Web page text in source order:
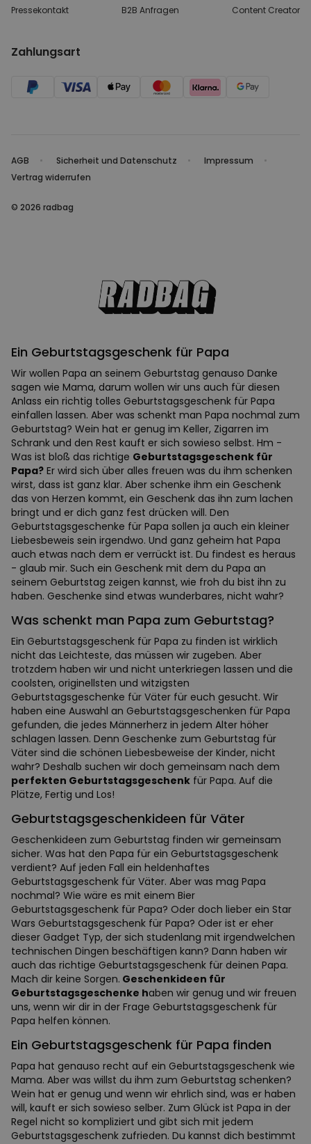
Pressekontakt B2B Anfragen Content Creator
Zahlungsart
AGB Sicherheit und Datenschutz
Impressum
Vertrag widerrufen
© 2026 radbag
Ein Geburtstagsgeschenk für Papa
Wir wollen Papa an seinem Geburtstag genauso Danke
sagen wie Mama, darum wollen wir uns auch für diesen
Anlass ein richtig tolles Geburtstagsgeschenk für Papa
einfallen lassen. Aber was schenkt man Papa nochmal zum
Geburtstag? Wein hat er genug im Keller, Zigarren im
Schrank und den Rest kauft er sich sowieso selbst. Hm -
Was ist bloß das richtige Geburtstagsgeschenk für
Papa? Er wird sich über alles freuen was du ihm schenken
wirst, dass ist ganz klar. Aber schenke ihm ein Geschenk
das von Herzen kommt, ein Geschenk das ihn zum lachen
bringt und er dich ganz fest drücken will. Den
Geburtstagsgeschenke für Papa sollen ja auch ein kleiner
Liebesbeweis sein irgendwo. Und ganz geheim hat Papa
auch etwas nach dem er verrückt ist. Du findest es heraus
- glaub mir. Such ein Geschenk mit dem du Papa an
seinem Geburtstag zeigen kannst, wie froh du bist ihn zu
haben. Geschenke sind etwas wunderbares, nicht wahr?
Was schenkt man Papa zum Geburtstag?
Ein Geburtstagsgeschenk für Papa zu finden ist wirklich
nicht das Leichteste, das müssen wir zugeben. Aber
trotzdem haben wir und nicht unterkriegen lassen und die
coolsten, originellsten und witzigsten
Geburtstagsgeschenke für Väter für euch gesucht. Wir
haben eine Auswahl an Geburtstagsgeschenken für Papa
gefunden, die jedes Männerherz in jedem Alter höher
schlagen lassen. Denn Geschenke zum Geburtstag für
Väter sind die schönen Liebesbeweise der Kinder, nicht
wahr? Deshalb suchen wir doch gemeinsam nach dem
perfekten Geburtstagsgeschenk für Papa. Auf die
Plätze, Fertig und Los!
Geburtstagsgeschenkideen für Väter
Geschenkideen zum Geburtstag finden wir gemeinsam
sicher. Was hat den Papa für ein Geburtstagsgeschenk
verdient? Auf jeden Fall ein heldenhaftes
Geburtstagsgeschenk für Väter. Aber was mag Papa
nochmal? Wie wäre es mit einem Bier
Geburtstagsgeschenk für Papa? Oder doch lieber ein Star
Wars Geburtstagsgeschenk für Papa? Oder ist er eher
dieser Gadget Typ, der sich studenlang mit irgendwelchen
technischen Dingen beschäftigen kann? Dann haben wir
auch das richtige Geburtstagsgeschenk für deinen Papa.
Mach dir keine Sorgen. Geschenkideen für
Geburtstagsgeschenke haben wir genug und wir freuen
uns, wenn wir dir in der Frage Geburtstagsgeschenk für
Papa helfen können.
Ein Geburtstagsgeschenk für Papa finden
Papa hat genauso recht auf ein Geburtstagsgeschenk wie
Mama. Aber was willst du ihm zum Geburtstag schenken?
Wein hat er genug und wenn wir ehrlich sind, was er haben
will, kauft er sich sowieso selber. Zum Glück ist Papa in der
Regel nicht so kompliziert und gibt sich mit jedem
Geburtstagsgeschenk zufrieden. Du kannst dich bestimmt